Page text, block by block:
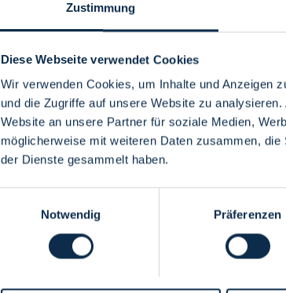
Zustimmung
Diese Webseite verwendet Cookies
Wir verwenden Cookies, um Inhalte und Anzeigen
und die Zugriffe auf unsere Website zu
Website an unsere Partner für soziale Medien,
möglicherweise mit weiteren Daten zusammen,
der Dienste gesammelt haben.
Notwendig
Präferenzen